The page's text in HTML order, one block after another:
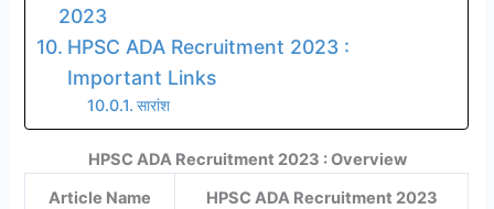
2023
HPSC ADA Recruitment 2023 :
Important Links
सारांश
HPSC ADA Recruitment 2023 : Overview
Article Name
HPSC ADA Recruitment 2023